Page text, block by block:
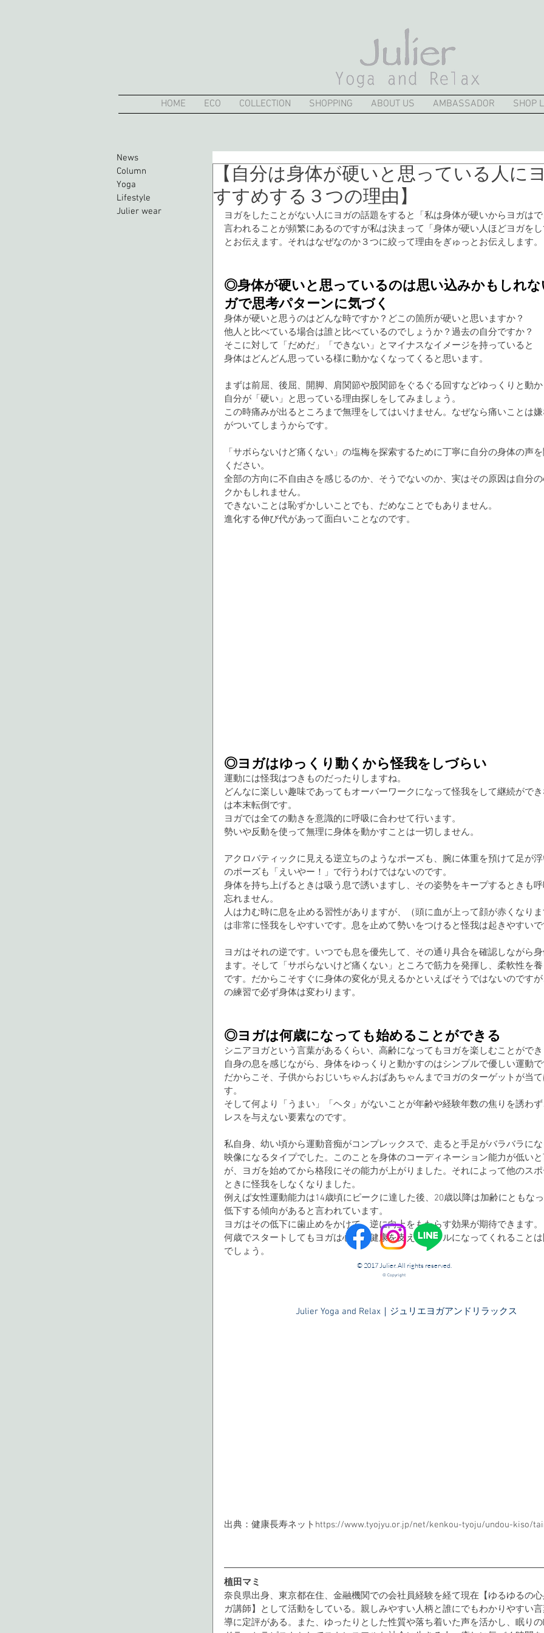
HOME ECO COLLECTION SHOPPING ABOUT US AMBASSADOR SHOP
News
Column
Yoga
Lifestyle
Julier wear
【自分は身体が硬いと思っている人に
すすめする３つの理由】
ヨガをしたことがない人にヨガの話題をすると「私は身体が硬いからヨガは
言われることが頻繁にあるのですが私は決まって「身体が硬い人ほどヨガをし
とお伝えます。それはなぜなのか３つに絞って理由をぎゅっとお伝えします。
◎身体が硬いと思っているのは思い込みかもしれな
ガで思考パターンに気づく
身体が硬いと思うのはどんな時ですか？どこの箇所が硬いと思いますか？
他人と比べている場合は誰と比べているのでしょうか？過去の自分ですか？
そこに対して「だめだ」「できない」とマイナスなイメージを持っていると
身体はどんどん思っている様に動かなくなってくると思います。
まずは前屈、後屈、開脚、肩関節や股関節をぐるぐる回すなどゆっくりと動か
自分が「硬い」と思っている理由探しをしてみましょう。
この時痛みが出るところまで無理をしてはいけません。なぜなら痛いことは
がついてしまうからです。
「サボらないけど痛くない」の塩梅を探索するために丁寧に自分の身体の声
ください。
全部の方向に不自由さを感じるのか、そうでないのか、実はその原因は自分
クかもしれません。
できないことは恥ずかしいことでも、だめなことでもありません。
進化する伸び代があって面白いことなのです。
◎ヨガはゆっくり動くから怪我をしづらい
運動には怪我はつきものだったりしますね。
どんなに楽しい趣味であってもオーバーワークになって怪我をして継続がで
は本末転倒です。
ヨガでは全ての動きを意識的に呼吸に合わせて行います。
勢いや反動を使って無理に身体を動かすことは一切しません。
アクロバティックに見える逆立ちのようなポーズも、腕に体重を預けて足が
のポーズも「えいやー！」で行うわけではないのです。
身体を持ち上げるときは吸う息で誘いますし、その姿勢をキープするときも
忘れません。
人は力む時に息を止める習性がありますが、（頭に血が上って顔が赤くなり
は非常に怪我をしやすいです。息を止めて勢いをつけると怪我は起きやすいで
ヨガはそれの逆です。いつでも息を優先して、その通り具合を確認しながら
ます。そして「サボらないけど痛くない」ところで筋力を発揮し、柔軟性を
です。だからこそすぐに身体の変化が見えるかといえばそうではないのです
の練習で必ず身体は変わります。
◎ヨガは何歳になっても始めることができる
シニアヨガという言葉があるくらい、高齢になってもヨガを楽しむことができ
自身の息を感じながら、身体をゆっくりと動かすのはシンプルで優しい運動で
だからこそ、子供からおじいちゃんおばあちゃんまでヨガのターゲットが当て
す。
そして何より「うまい」「ヘタ」がないことが年齢や経験年数の焦りを誘わず
レスを与えない要素なのです。
私自身、幼い頃から運動音痴がコンプレックスで、走ると手足がバラバラに
映像になるタイプでした。このことを身体のコーディネーション能力が低い
が、ヨガを始めてから格段にその能力が上がりました。それによって他のス
ときに怪我をしなくなりました。
例えば女性運動能力は14歳頃にピークに達した後、20歳以降は加齢にともな
低下する傾向があると言われています。
ヨガはその低下に歯止めをかけて、逆に向上をもたらす効果が期待できます。
何歳でスタートしてもヨガは心身の健康を支えるツールになってくれること
でしょう。
出典：健康長寿ネットhttps://www.tyojyu.or.jp/net/kenkou-tyoju/undou-kiso/
植田マミ
奈良県出身、東京都在住、金融機関での会社員経験を経て現在【ゆるゆるの心
ガ講師】として活動をしている。親しみやすい人柄と誰にでもわかりやすい
導に定評がある。また、ゆったりとした性質や落ち着いた声を活かし、眠り
© 2017 Julier. All rights reserved.
© Copyright
​Julier Yoga and Relax｜ジュリエヨガアンドリラックス